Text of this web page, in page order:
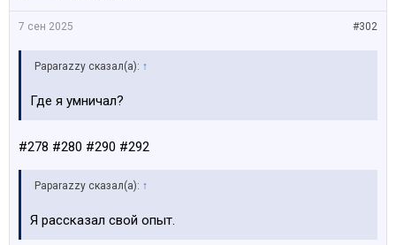
#302
7 сен 2025
Paparazzy сказал(а): ↑
Где я умничал?
#278 #280 #290 #292
Paparazzy сказал(а): ↑
Я рассказал свой опыт.